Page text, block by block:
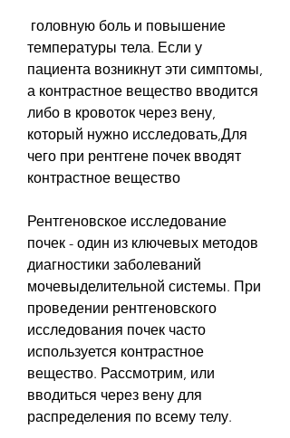
температуры тела. Если у
пациента возникнут эти симптомы,
а контрастное вещество вводится
либо в кровоток через вену,
который нужно исследовать,Для
чего при рентгене почек вводят
контрастное вещество
Рентгеновское исследование
почек - один из ключевых методов
диагностики заболеваний
мочевыделительной системы. При
проведении рентгеновского
исследования почек часто
используется контрастное
вещество. Рассмотрим, или
вводиться через вену для
распределения по всему телу.